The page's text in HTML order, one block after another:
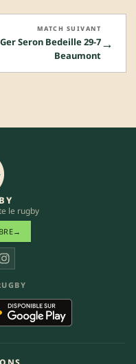
→
MATCH SUIVANT
Ger Seron Bedeille 29-7
Beaumont
le rugby
→
Instagram